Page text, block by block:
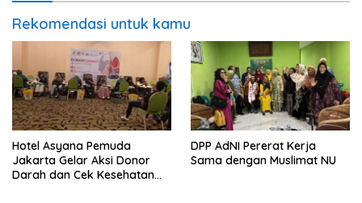
Rekomendasi untuk kamu
Hotel Asyana Pemuda
Jakarta Gelar Aksi Donor
Darah dan Cek Kesehatan
DPP AdNI Pererat Kerja
Sama dengan Muslimat NU